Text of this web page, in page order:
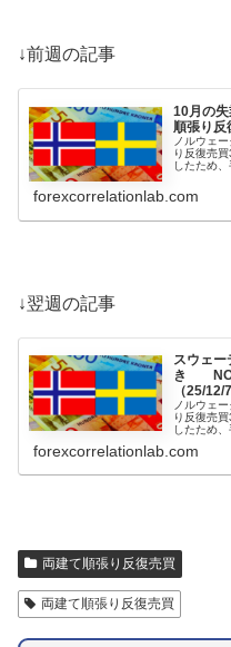
↓前週の記事
10月の
順張り反
ノルウェ
り反復売
したため
てで利確
回転重視
forexcorrelationlab.com
↓翌週の記事
スウェー
き
（25/12/
ノルウェ
り反復売
したため
てで利確
forexcorrelationlab.com
両建て順張り反復売買
両建て順張り反復売買